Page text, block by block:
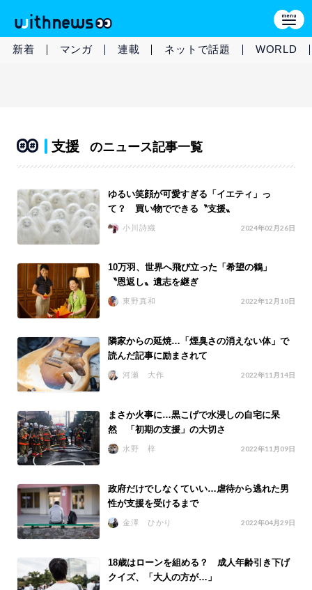
新着 マンガ 連載 ネットで話題 WORLD
支援 のニュース記事一覧
ゆるい笑顔が可愛すぎる「イエティ」っ
て？ 買い物でできる〝支援〟
小川詩織 2024年02月26日
10万羽、世界へ飛び立った「希望の鶴」
〝恩返し〟遺志を継ぎ
東野真和 2022年12月10日
隣家からの延焼…「煙臭さの消えない体」で
読んだ記事に励まされて
河瀬 大作 2022年11月14日
まさか火事に…黒こげで水浸しの自宅に呆
然 「初期の支援」の大切さ
水野 梓 2022年11月09日
政府だけでしなくていい…虐待から逃れた男
性が支援を受けるまで
金澤 ひかり 2022年04月29日
18歳はローンを組める？ 成人年齢引き下げ
クイズ、「大人の方が…」